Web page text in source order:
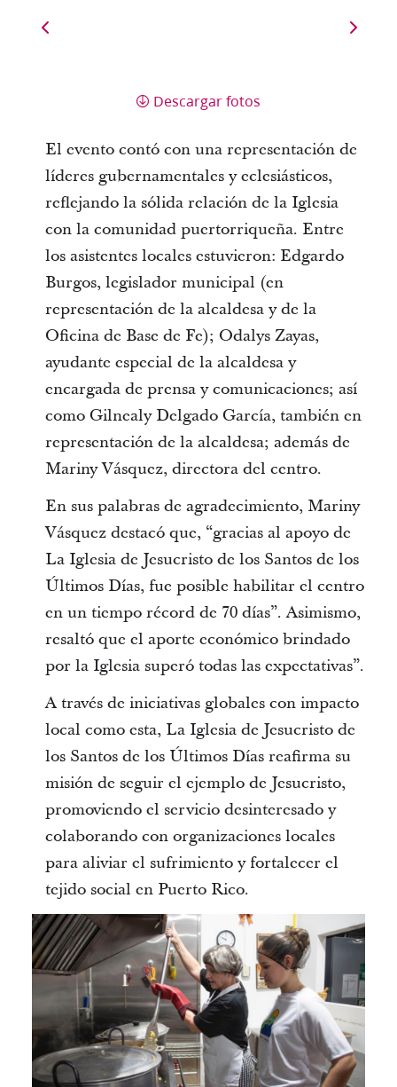
Descargar fotos
El evento contó con una representación de
líderes gubernamentales y eclesiásticos,
reflejando la sólida relación de la Iglesia
con la comunidad puertorriqueña. Entre
los asistentes locales estuvieron: Edgardo
Burgos, legislador municipal (en
representación de la alcaldesa y de la
Oficina de Base de Fe); Odalys Zayas,
ayudante especial de la alcaldesa y
encargada de prensa y comunicaciones; así
como Gilnealy Delgado García, también en
representación de la alcaldesa; además de
Mariny Vásquez, directora del centro.
En sus palabras de agradecimiento, Mariny
Vásquez destacó que, “gracias al apoyo de
La Iglesia de Jesucristo de los Santos de los
Últimos Días, fue posible habilitar el centro
en un tiempo récord de 70 días”. Asimismo,
resaltó que el aporte económico brindado
por la Iglesia superó todas las expectativas”.
A través de iniciativas globales con impacto
local como esta, La Iglesia de Jesucristo de
los Santos de los Últimos Días reafirma su
misión de seguir el ejemplo de Jesucristo,
promoviendo el servicio desinteresado y
colaborando con organizaciones locales
para aliviar el sufrimiento y fortalecer el
tejido social en Puerto Rico.